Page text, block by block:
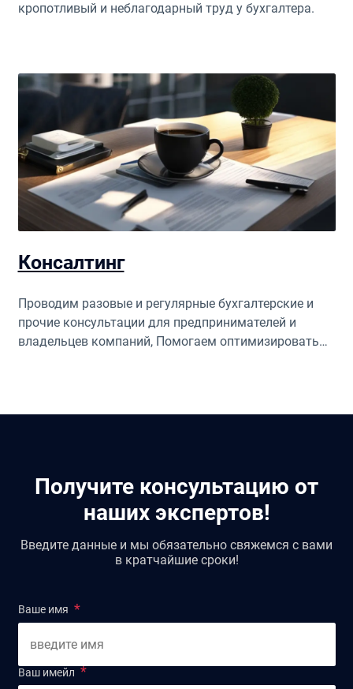
кропотливый и неблагодарный труд у бухгалтера.
Консалтинг
Проводим разовые и регулярные бухгалтерские и
прочие консультации для предпринимателей и
владельцев компаний, Помогаем оптимизировать
Получите консультацию от
наших экспертов!
Введите данные и мы обязательно свяжемся с вами
в кратчайшие сроки!
Ваше имя
Ваш имейл